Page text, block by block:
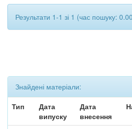
Результати 1-1 зі 1 (час пошуку:
Знайдені матеріали:
Тип
Дата
випуску
Дата
внесення